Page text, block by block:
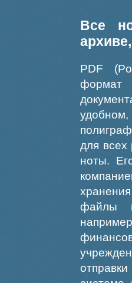
Все
PDF
формат
для всех
ноты.
файлы